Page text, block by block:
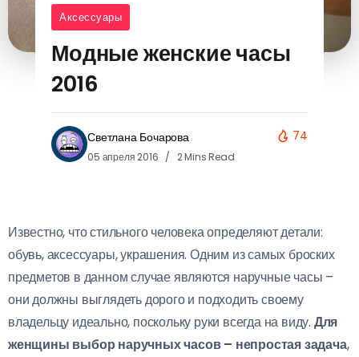
Аксессуары
Модные женские часы
2016
Светлана Бочарова
05 апреля 2016 2 Mins Read
74
Известно, что стильного человека определяют детали:
обувь, аксессуары, украшения. Одним из самых броских
предметов в данном случае являются наручные часы –
они должны выглядеть дорого и подходить своему
владельцу идеально, поскольку руки всегда на виду. Для
женщины выбор наручных часов – непростая задача,